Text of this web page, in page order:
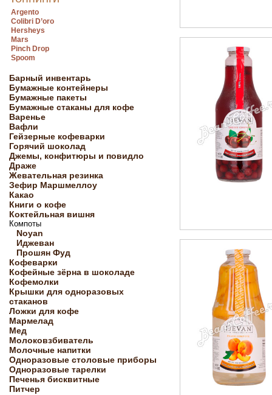
Argento
Colibri D’oro
Hersheys
Mars
Pinch Drop
Spoom
Барный инвентарь
Бумажные контейнеры
Бумажные пакеты
Бумажные стаканы для кофе
Варенье
Вафли
Гейзерные кофеварки
Горячий шоколад
Джемы, конфитюры и повидло
Драже
Жевательная резинка
Зефир Маршмеллоу
Какао
Книги о кофе
Коктейльная вишня
Компоты
Noyan
Иджеван
Прошян Фуд
Кофеварки
Кофейные зёрна в шоколаде
Кофемолки
Крышки для одноразовых
стаканов
Ложки для кофе
Мармелад
Мед
Молоковзбиватель
Молочные напитки
Одноразовые столовые приборы
Одноразовые тарелки
Печенья бисквитные
Питчер